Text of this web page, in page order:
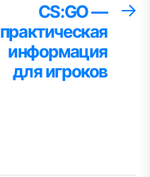
CS:GO —
практическая
информация
для игроков